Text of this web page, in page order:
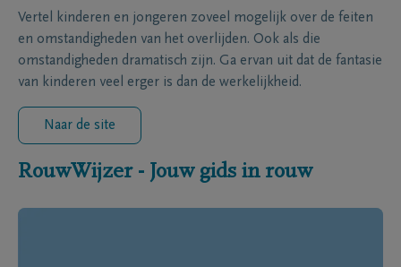
Vertel kinderen en jongeren zoveel mogelijk over de feiten
en omstandigheden van het overlijden. Ook als die
omstandigheden dramatisch zijn. Ga ervan uit dat de fantasie
van kinderen veel erger is dan de werkelijkheid.
Naar de site
RouwWijzer - Jouw gids in rouw